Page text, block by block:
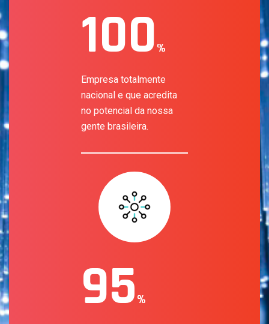
100%
Empresa totalmente
nacional e que acredita
no potencial da nossa
gente brasileira.
95%